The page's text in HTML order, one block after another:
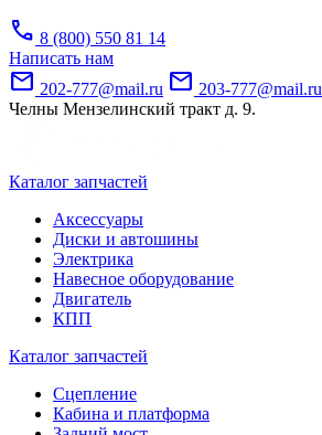
call 8 (800) 550 81 14
Написать нам
mail 202-777@mail.ru mail 203-777@mail.ru
Челны Мензелинский тракт д. 9.
Каталог запчастей
Аксессуары
Диски и автошины
Электрика
Навесное оборудование
Двигатель
КПП
Каталог запчастей
Сцепление
Кабина и платформа